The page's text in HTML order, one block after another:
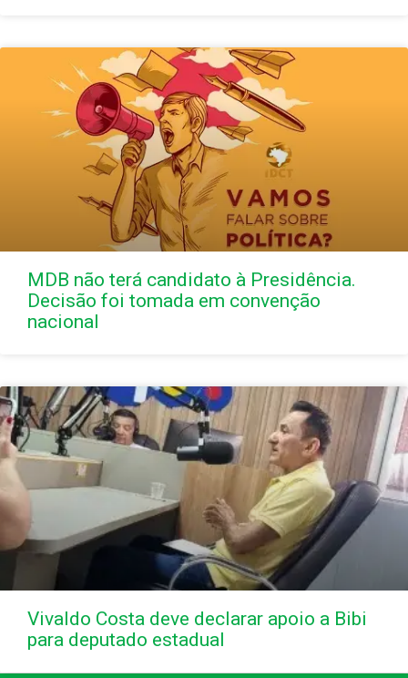
MDB não terá candidato à Presidência.
Decisão foi tomada em convenção
nacional
Vivaldo Costa deve declarar apoio a Bibi
para deputado estadual